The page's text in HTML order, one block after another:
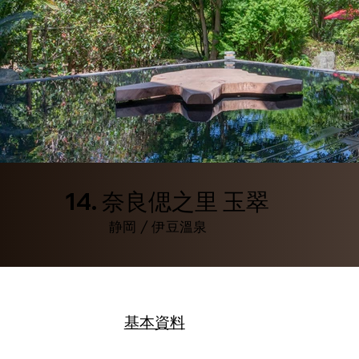
14. 奈良偲之里 玉翠
静岡 / 伊豆溫泉
基本資料